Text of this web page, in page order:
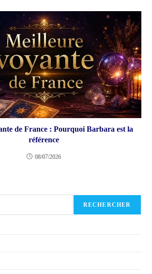
de France : Pourquoi Barbara est la
référence
08/07/2026
RECHERCHER